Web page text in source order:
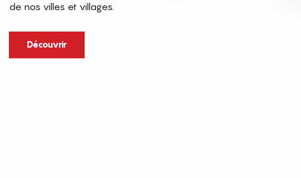
de nos villes et villages.
Découvrir